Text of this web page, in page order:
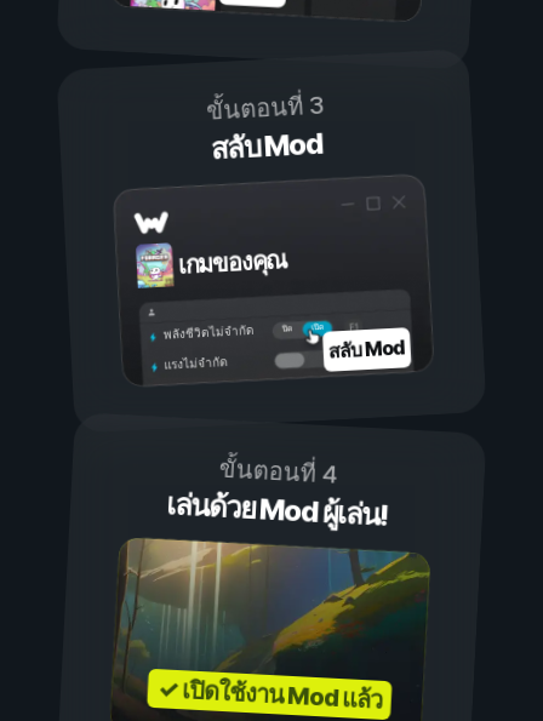
ขั้นตอนที่ 3
สลับ Mod
เกมของคุณ
เปิด
ปิด
พลังชีวิตไม่จำกัด
แรงไม่จำกัด สลับ Mod
ขั้นตอนที่ 4
เล่นด้วย Mod ผู้เล่น!
✓ เปิดใช้งาน Mod แล้ว